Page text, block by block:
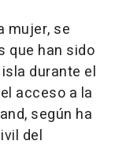
mujer, se
que han sido
durante el
acceso a la
según ha
del